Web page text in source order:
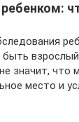
ребенком:
значит, что
место и